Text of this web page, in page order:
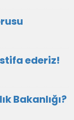
ederiz!
Bakanlığı?